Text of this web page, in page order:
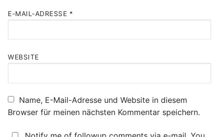
E-MAIL-ADRESSE *
WEBSITE
Name, E-Mail-Adresse und Website in diesem
Browser für meinen nächsten Kommentar speichern.